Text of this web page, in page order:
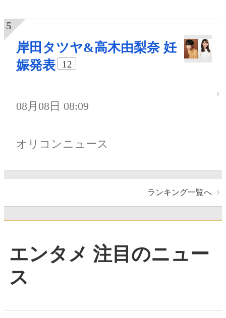
岸田タツヤ&高木由梨奈 妊
娠発表
12
08月08日 08:09
オリコンニュース
ランキング一覧へ
エンタメ 注目のニュー
ス